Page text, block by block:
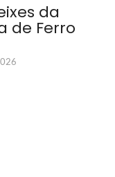
da
de Ferro